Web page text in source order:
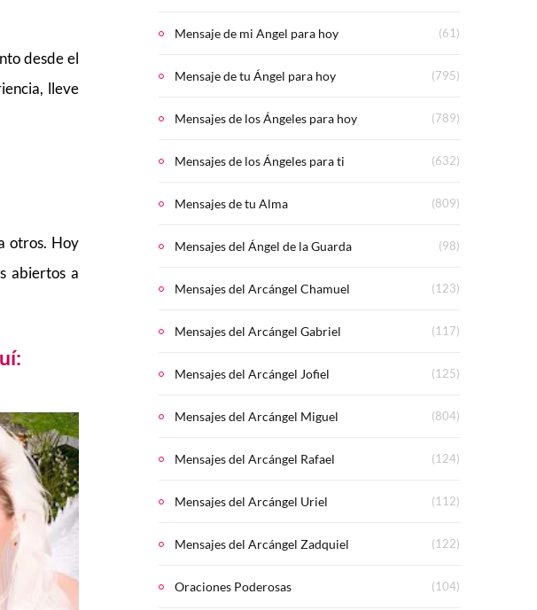
desde el
lleve
otros. Hoy
abiertos a
Mensaje de mi Angel para hoy (61)
Mensaje de tu Ángel para hoy (795)
Mensajes de los Ángeles para hoy (789)
Mensajes de los Ángeles para ti (632)
Mensajes de tu Alma (809)
Mensajes del Ángel de la Guarda (98)
Mensajes del Arcángel Chamuel (123)
Mensajes del Arcángel Gabriel (117)
Mensajes del Arcángel Jofiel (125)
Mensajes del Arcángel Miguel (804)
Mensajes del Arcángel Rafael (124)
Mensajes del Arcángel Uriel (112)
Mensajes del Arcángel Zadquiel (122)
Oraciones Poderosas (104)